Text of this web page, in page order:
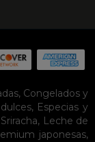
, Congelados y
, Especias y
, Leche de
japonesas,